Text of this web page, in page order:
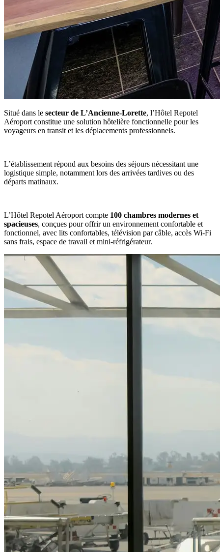
Situé dans le secteur de L’Ancienne-Lorette, l’Hôtel Repotel
Aéroport constitue une solution hôtelière fonctionnelle pour les
voyageurs en transit et les déplacements professionnels.
L’établissement répond aux besoins des séjours nécessitant une
logistique simple, notamment lors des arrivées tardives ou des
départs matinaux.
L’Hôtel Repotel Aéroport compte 100 chambres modernes et
spacieuses, conçues pour offrir un environnement confortable et
fonctionnel, avec lits confortables, télévision par câble, accès Wi-Fi
sans frais, espace de travail et mini-réfrigérateur.